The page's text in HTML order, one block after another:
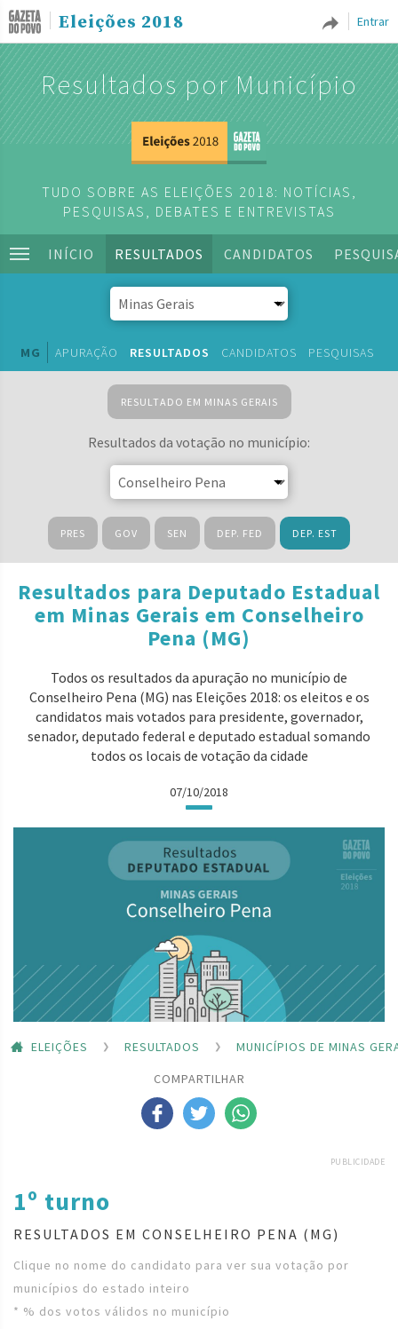
Entrar
Eleições 2018
Resultados por Município
TUDO SOBRE AS ELEIÇÕES 2018: NOTÍCIAS,
PESQUISAS, DEBATES E ENTREVISTAS
INÍCIO RESULTADOS CANDIDATOS
MG APURAÇÃO RESULTADOS CANDIDATOS PESQUISAS
RESULTADO EM MINAS GERAIS
Resultados da votação no município:
PRES GOV SEN DEP. FED DEP. EST
Resultados para Deputado Estadual
em Minas Gerais em Conselheiro
Pena (MG)
Todos os resultados da apuração no município de
Conselheiro Pena (MG) nas Eleições 2018: os eleitos e os
candidatos mais votados para presidente, governador,
senador, deputado federal e deputado estadual somando
todos os locais de votação da cidade
07/10/2018
ELEIÇÕES RESULTADOS
MUNICÍPIOS DE MINAS
COMPARTILHAR
PUBLICIDADE
1º turno
RESULTADOS EM CONSELHEIRO PENA (MG)
Clique no nome do candidato para ver sua votação por
municípios do estado inteiro
* % dos votos válidos no município